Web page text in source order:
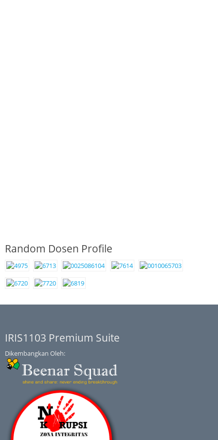
Random Dosen Profile
IRIS1103 Premium Suite
Dikembangkan Oleh: